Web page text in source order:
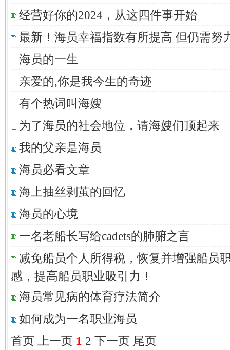
经营好你的2024，从这四件事开始
最新！海员幸福指数有所提高 但仍需努
海员的一生
亲爱的,你是我今生的奇迹
有个热词叫海嫂
为了海员的社会地位，请海嫂们顶起来
我的父亲是海员
海员必看文章
海上抽丝剥茧的回忆
海员的心境
一名老船长写给cadets的肺腑之言
减免船员个人所得税，恢复并增强船员
感，提高船员职业吸引力！
海员常见病的体育疗法简介
如何成为一名职业海员
首页 上一页 1 2 下一页 尾页